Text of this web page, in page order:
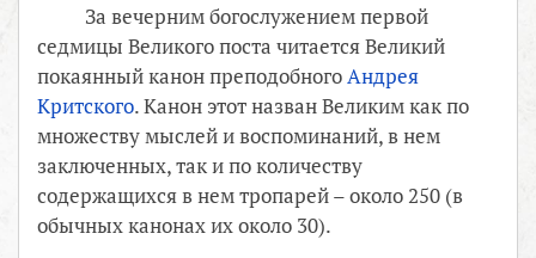
За вечерним богослужением первой
седмицы Великого поста читается Великий
покаянный канон преподобного Андрея
Критского. Канон этот назван Великим как по
множеству мыслей и воспоминаний, в нем
заключенных, так и по количеству
содержащихся в нем тропарей – около 250 (в
обычных канонах их около 30).